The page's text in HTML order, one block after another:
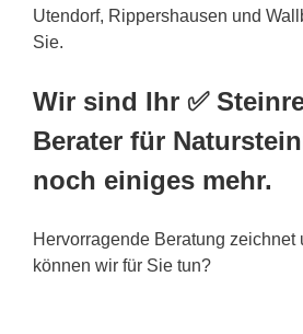
Utendorf, Rippershausen und
Sie.
Wir sind Ihr ✅
Berater für
noch einiges mehr.
Hervorragende Beratung zeichnet
können wir für Sie tun?